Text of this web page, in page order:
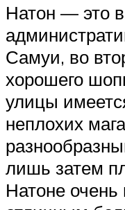
Натон — это
Самуи, во
хорошего
улицы
неплохих
лишь затем
Натоне